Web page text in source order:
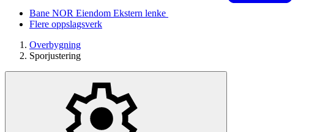
Bane NOR Eiendom Ekstern lenke
Flere oppslagsverk
Overbygning
Sporjustering